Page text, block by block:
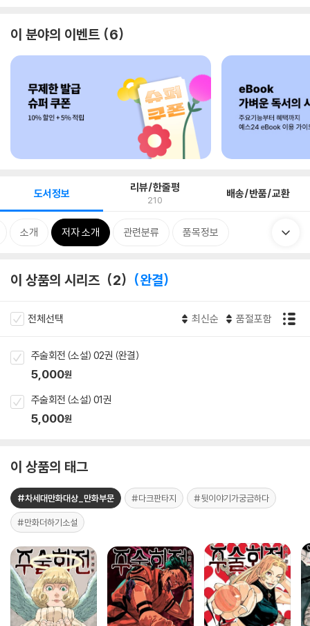
이 분야의 이벤트 6
도서정보 리뷰/한줄평
210 배송/반품/교환
소개 저자 소개 관련분류 품목정보
이 상품의 시리즈 2 완결
전체선택 최신순 품절포함
주술회전 (소설) 02권 (완결)
5,000원
주술회전 (소설) 01권
5,000원
이 상품의 태그
#차세대만화대상_만화부문 #다크판타지 #뒷이야기가궁금하다
#만화더하기소설